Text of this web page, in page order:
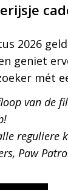
2026
geniet
mét
van de
reguliere
Paw